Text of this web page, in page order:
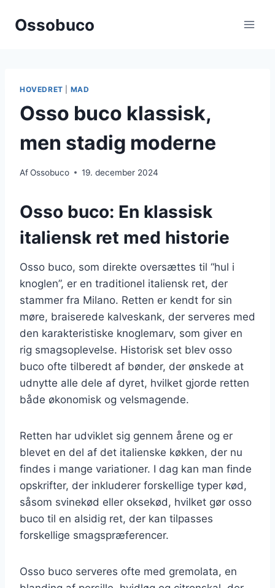
Ossobuco
HOVEDRET MAD
Osso buco klassisk,
men stadig moderne
AfOssobuco 19. december 2024
Osso buco: En klassisk
italiensk ret med historie
Osso buco, som direkte oversættes til “hul i
knoglen”, er en traditionel italiensk ret, der
stammer fra Milano. Retten er kendt for sin
møre, braiserede kalveskank, der serveres med
den karakteristiske knoglemarv, som giver en
rig smagsoplevelse. Historisk set blev osso
buco ofte tilberedt af bønder, der ønskede at
udnytte alle dele af dyret, hvilket gjorde retten
både økonomisk og velsmagende.
Retten har udviklet sig gennem årene og er
blevet en del af det italienske køkken, der nu
findes i mange variationer. I dag kan man finde
opskrifter, der inkluderer forskellige typer kød,
såsom svinekød eller oksekød, hvilket gør osso
buco til en alsidig ret, der kan tilpasses
forskellige smagspræferencer.
Osso buco serveres ofte med gremolata, en